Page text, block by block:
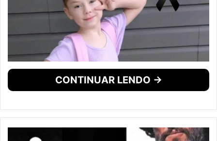
CONTINUAR LENDO →